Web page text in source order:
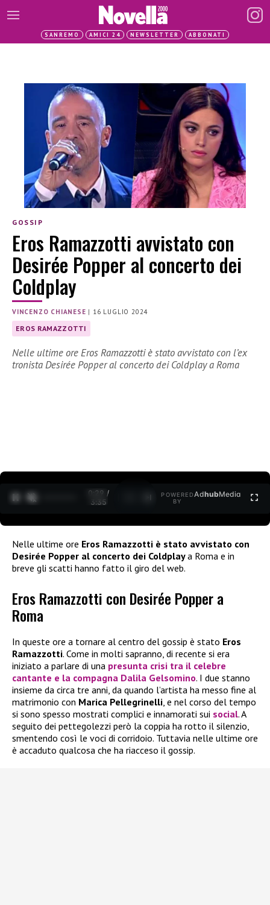
SANREMO AMICI 24 NEWSLETTER ABBONATI
GOSSIP
Eros Ramazzotti avvistato con
Desirée Popper al concerto dei
Coldplay
VINCENZO CHIANESE | 16 LUGLIO 2024
EROS RAMAZZOTTI
Nelle ultime ore Eros Ramazzotti è stato avvistato con l’ex
tronista Desirée Popper al concerto dei Coldplay a Roma
0:30 /
3:35
POWERED
BY
AdhubMedia
Nelle ultime ore Eros Ramazzotti è stato avvistato con
Desirée Popper al concerto dei Coldplaya Roma e in
breve gli scatti hanno fatto il giro del web.
Eros Ramazzotti con Desirée Popper a
Roma
In queste ore a tornare al centro del gossip è stato Eros
Ramazzotti. Come in molti sapranno, di recente si era
iniziato a parlare di una presunta crisi tra il celebre
cantante e la compagna Dalila Gelsomino. I due stanno
insieme da circa tre anni, da quando l’artista ha messo fine al
matrimonio con Marica Pellegrinelli, e nel corso del tempo
si sono spesso mostrati complici e innamorati sui social. A
seguito dei pettegolezzi però la coppia ha rotto il silenzio,
smentendo così le voci di corridoio. Tuttavia nelle ultime ore
è accaduto qualcosa che ha riacceso il gossip.